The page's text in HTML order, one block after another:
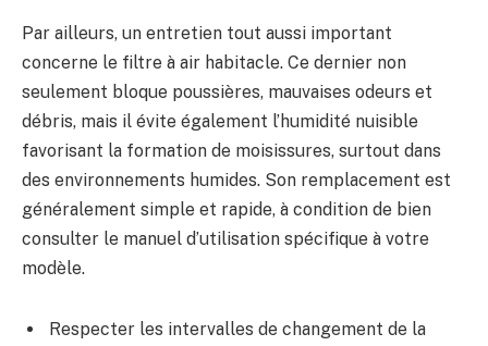
Par ailleurs, un entretien tout aussi important
concerne le filtre à air habitacle. Ce dernier non
seulement bloque poussières, mauvaises odeurs et
débris, mais il évite également l’humidité nuisible
favorisant la formation de moisissures, surtout dans
des environnements humides. Son remplacement est
généralement simple et rapide, à condition de bien
consulter le manuel d’utilisation spécifique à votre
modèle.
Respecter les intervalles de changement de la